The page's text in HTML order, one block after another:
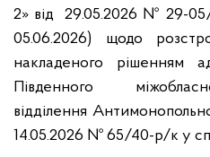
2» від 29.05.2026 № 29-
05.06.2026) щодо
накладеного рішенням
Південного
відділення
14.05.2026 № 65/40-р/к у